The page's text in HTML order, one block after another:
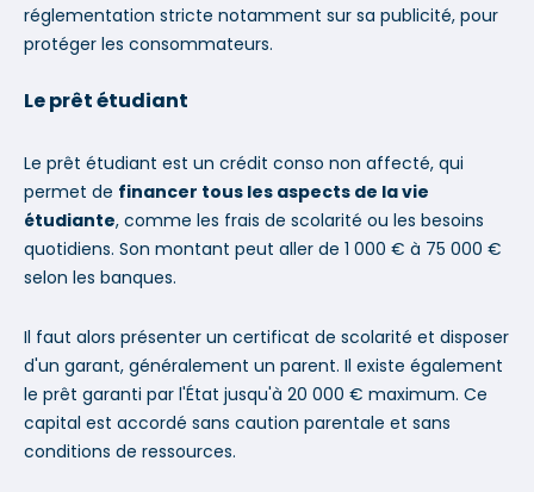
réglementation stricte notamment sur sa publicité, pour
protéger les consommateurs.
Le prêt étudiant
Le prêt étudiant est un crédit conso non affecté, qui
permet de financer tous les aspects de la vie
étudiante, comme les frais de scolarité ou les besoins
quotidiens. Son montant peut aller de 1 000 € à 75 000 €
selon les banques.
Il faut alors présenter un certificat de scolarité et disposer
d'un garant, généralement un parent. Il existe également
le prêt garanti par l'État jusqu'à 20 000 € maximum. Ce
capital est accordé sans caution parentale et sans
conditions de ressources.